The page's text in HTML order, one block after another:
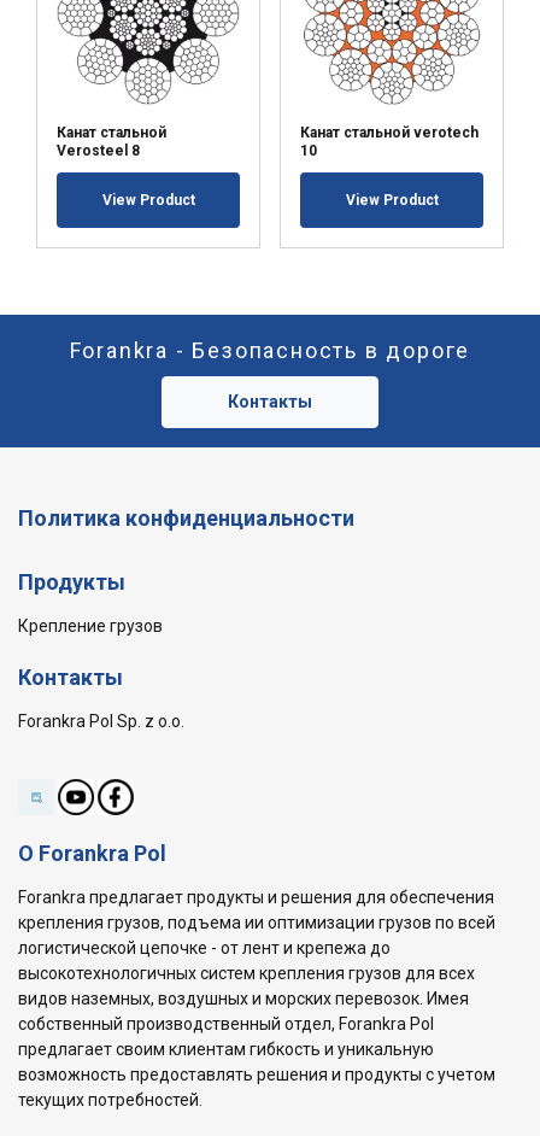
Канат стальной
Verosteel 8
View Product
Канат стальной verotech
10
View Product
Forankra - Безопасность в дороге
Контакты
Политика конфиденциальности
Продукты
Крепление грузов
Контакты
Forankra Pol Sp. z o.o.
О Forankra Pol
Forankra предлагает продукты и решения для обеспечения
крепления грузов, подъема ии оптимизации грузов по всей
логистической цепочке - от лент и крепежа до
высокотехнологичных систем крепления грузов для всех
видов наземных, воздушных и морских перевозок. Имея
собственный производственный отдел, Forankra Pol
предлагает своим клиентам гибкость и уникальную
возможность предоставлять решения и продукты с учетом
текущих потребностей.